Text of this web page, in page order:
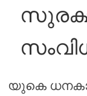
യുകെ